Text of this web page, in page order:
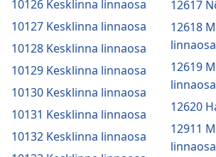
10126 Kesklinna linnaosa
10127 Kesklinna linnaosa
10128 Kesklinna linnaosa
10129 Kesklinna linnaosa
10130 Kesklinna linnaosa
10131 Kesklinna linnaosa
10132 Kesklinna linnaosa
12617
12618
linnaosa
12619
linnaosa
12620
12911
linnaosa